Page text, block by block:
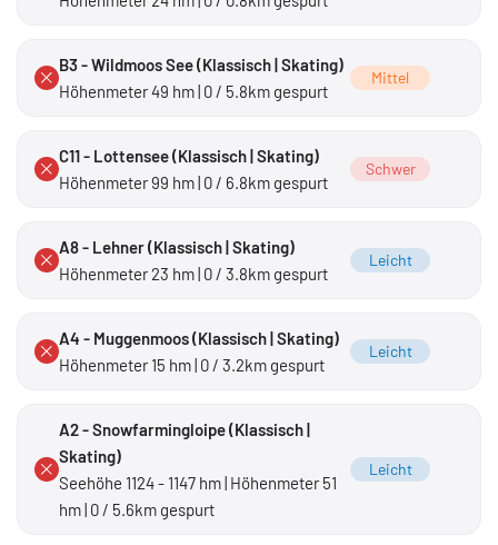
B3 - Wildmoos See (Klassisch | Skating)
Höhenmeter 49 hm | 0 / 5.8km gespurt
Mittel
C11 - Lottensee (Klassisch | Skating)
Höhenmeter 99 hm | 0 / 6.8km gespurt
Schwer
A8 - Lehner (Klassisch | Skating)
Höhenmeter 23 hm | 0 / 3.8km gespurt
Leicht
A4 - Muggenmoos (Klassisch | Skating)
Höhenmeter 15 hm | 0 / 3.2km gespurt
Leicht
A2 - Snowfarmingloipe (Klassisch |
Skating)
Seehöhe 1124 - 1147 hm | Höhenmeter 51
hm | 0 / 5.6km gespurt
Leicht